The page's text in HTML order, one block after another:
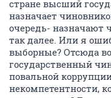
стране высший
назначает
очередь- назначают
так далее. Или я
выборные? Отсюда
государственный
повальной
некомпетентности,